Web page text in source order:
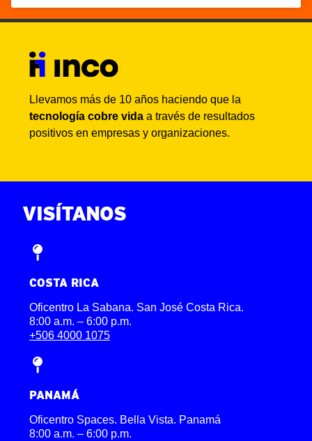
Llevamos más de 10 años haciendo que la
tecnología cobre vida a través de resultados
positivos en empresas y organizaciones.
VISÍTANOS
COSTA RICA
Oficentro La Sabana. San José Costa Rica.
8:00 a.m. – 6:00 p.m.
+506 4000 1075
PANAMÁ
Oficentro Spaces. Bella Vista. Panamá
8:00 a.m. – 6:00 p.m.